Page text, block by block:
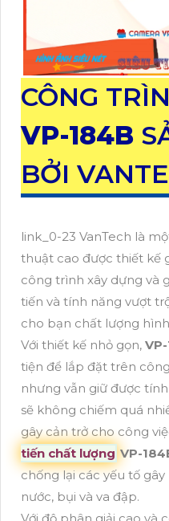
CÔNG
VP-184B
BỞI
link_0-23 VanTech là
thuật cao được thiết kế
công trình xây dựng và
tiến và tính năng vượt
cho bạn chất lượng
Với thiết kế nhỏ gọn,
tiện để lắp đặt trên
nhưng vẫn giữ được
sẽ không chiếm quá
gây cản trở cho công
tiến chất lượng VP-
chống lại các yếu tố
nước, bụi và va đập.